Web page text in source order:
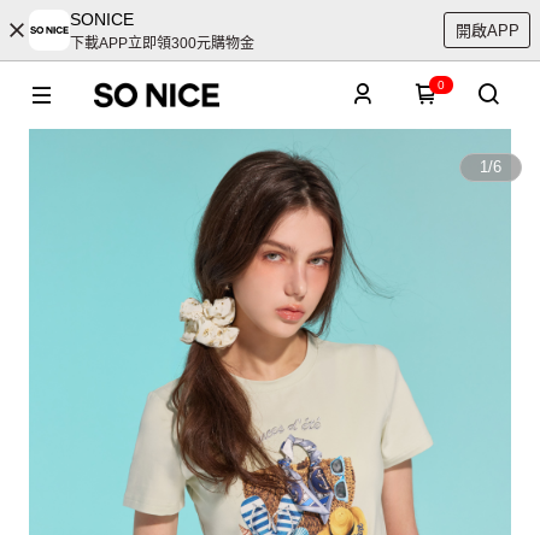
SONICE
下載APP立即領300元購物金
開啟APP
0
1/6